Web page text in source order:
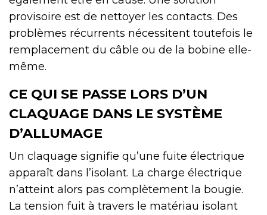
provisoire est de nettoyer les contacts. Des
problèmes récurrents nécessitent toutefois le
remplacement du câble ou de la bobine elle-
même.
CE QUI SE PASSE LORS D’UN
CLAQUAGE DANS LE SYSTÈME
D’ALLUMAGE
Un claquage signifie qu’une fuite électrique
apparaît dans l’isolant. La charge électrique
n’atteint alors pas complètement la bougie.
La tension fuit à travers le matériau isolant